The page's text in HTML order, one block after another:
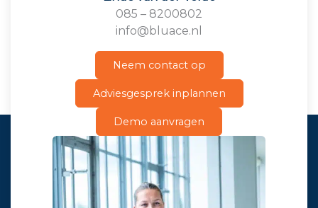
085 – 8200802
info@bluace.nl
Neem contact op
Adviesgesprek inplannen
Demo aanvragen